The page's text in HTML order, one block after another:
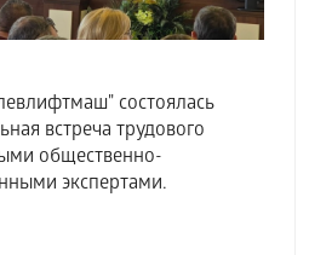
состоялась
встреча трудового
общественно-
экспертами.